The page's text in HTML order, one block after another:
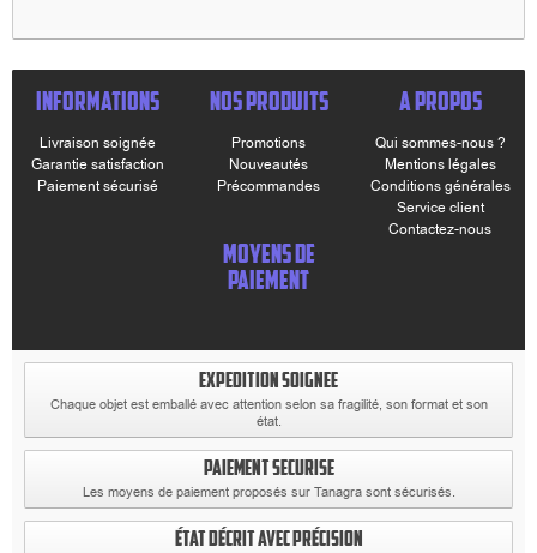
INFORMATIONS
Livraison soignée
Garantie satisfaction
Paiement sécurisé
NOS PRODUITS
Promotions
Nouveautés
Précommandes
A PROPOS
Qui sommes-nous ?
Mentions légales
Conditions générales
Service client
Contactez-nous
MOYENS DE
PAIEMENT
EXPEDITION SOIGNEE
Chaque objet est emballé avec attention selon sa fragilité, son format et son
état.
PAIEMENT SECURISE
Les moyens de paiement proposés sur Tanagra sont sécurisés.
ÉTAT DÉCRIT AVEC PRÉCISION